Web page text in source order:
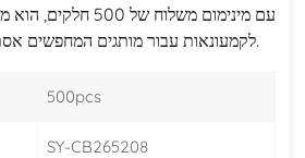
עם מינימום משלוח של
לקמעונאות עבור מותגים המחפשים אסתטיקה אחידה ויוקרתית.
500pcs
SY-CB265208